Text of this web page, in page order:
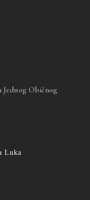
Jednog Običnog
Luka